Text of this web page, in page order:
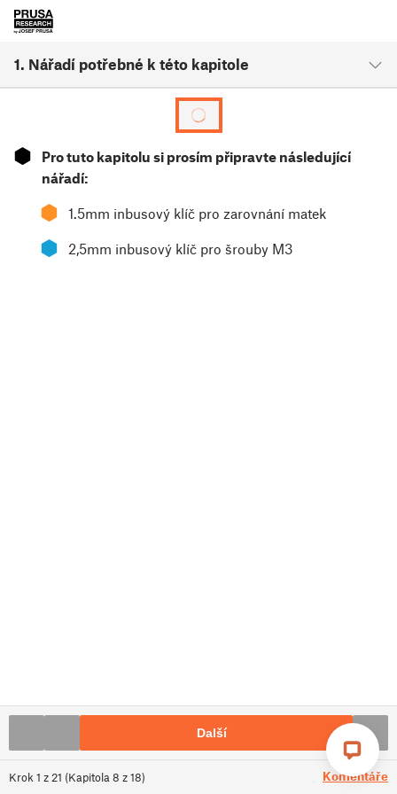
1. Nářadí potřebné k této kapitole
Krok 1 z 21 (Kapitola 8 z18) Komentáře
⬢
Pro tuto kapitolu si prosím připravte následující
nářadí:
⬢ 1.5mm inbusový klíč pro zarovnání matek
⬢ 2,5mm inbusový klíč pro šrouby M3
Další